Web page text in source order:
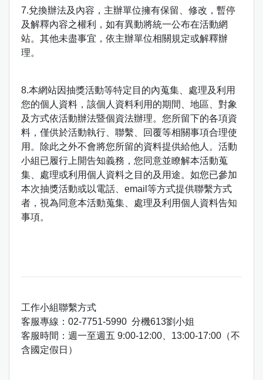
7.兌換辦法及內容，主辦單位擁有保留、修改，暫停
及解釋內容之權利，如有異動將統一公布在活動網
站。其他未盡事宜，依主辦單位相關規定或解釋辦
理。
8.本網站因抽獎活動等特定目的內蒐集、處理及利用
您的個人資料，該個人資料利用的期間、地區、對象
及方式依活動辦法暨個資法辦理。您所留下的各項資
料，僅供於活動執行、聯繫、回覆等相關事項合理使
用。除此之外不會將您所留的資料提供給他人。活動
小組已履行上開告知義務，您同意並瞭解本活動蒐
集、處理或利用個人資料之目的及用途。如您已參加
本次抽獎活動或以電話、email等方式提供聯繫方式
者，視為同意本活動蒐集、處理及利用個人資料告知
事項。
工作小組聯繫方式
客服專線：02-7751-5990 分機613劉小姐
客服時間：週一至週五 9:00-12:00、13:00-17:00（不
含國定假日）